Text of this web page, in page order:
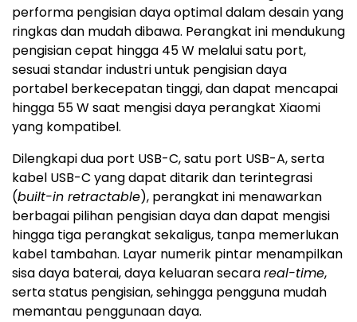
performa pengisian daya optimal dalam desain yang
ringkas dan mudah dibawa. Perangkat ini mendukung
pengisian cepat hingga 45 W melalui satu port,
sesuai standar industri untuk pengisian daya
portabel berkecepatan tinggi, dan dapat mencapai
hingga 55 W saat mengisi daya perangkat Xiaomi
yang kompatibel.
Dilengkapi dua port USB-C, satu port USB-A, serta
kabel USB-C yang dapat ditarik dan terintegrasi
(built-in retractable), perangkat ini menawarkan
berbagai pilihan pengisian daya dan dapat mengisi
hingga tiga perangkat sekaligus, tanpa memerlukan
kabel tambahan. Layar numerik pintar menampilkan
sisa daya baterai, daya keluaran secarareal-time,
serta status pengisian, sehingga pengguna mudah
memantau penggunaan daya.